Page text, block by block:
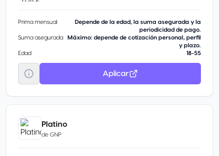
Prima mensual
Depende de la edad, la suma asegurada y la
periodicidad de pago.
Suma asegurada
Máximo: depende de cotización personal, perfil
y plazo.
Edad
18-55
Aplicar
Platino
de GNP